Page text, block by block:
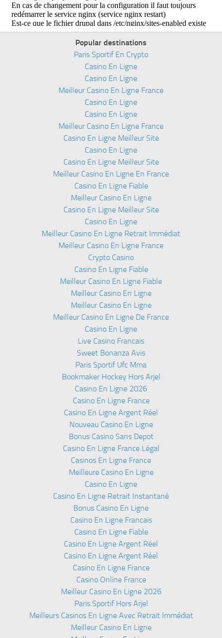
Popular destinations
Paris Sportif En Crypto
Casino En Ligne
Casino En Ligne
Meilleur Casino En Ligne France
Casino En Ligne
Casino En Ligne
Meilleur Casino En Ligne France
Casino En Ligne Meilleur Site
Casino En Ligne
Casino En Ligne Meilleur Site
Meilleur Casino En Ligne En France
Casino En Ligne Fiable
Meilleur Casino En Ligne
Casino En Ligne Meilleur Site
Casino En Ligne
Meilleur Casino En Ligne Retrait Immédiat
Meilleur Casino En Ligne France
Crypto Casino
Casino En Ligne Fiable
Meilleur Casino En Ligne Fiable
Meilleur Casino En Ligne
Meilleur Casino En Ligne
Meilleur Casino En Ligne De France
Casino En Ligne
Live Casino Francais
Sweet Bonanza Avis
Paris Sportif Ufc Mma
Bookmaker Hockey Hors Arjel
Casino En Ligne 2026
Casino En Ligne France
Casino En Ligne Argent Réel
Nouveau Casino En Ligne
Bonus Casino Sans Depot
Casino En Ligne France Légal
Casinos En Ligne France
Meilleure Casino En Ligne
Casino En Ligne
Casino En Ligne Retrait Instantané
Bonus Casino En Ligne
Casino En Ligne Francais
Casino En Ligne Fiable
Casino En Ligne Argent Réel
Casino En Ligne Argent Réel
Casino En Ligne France
Casino Online France
Meilleur Casino En Ligne 2026
Paris Sportif Hors Arjel
Meilleurs Casinos En Ligne Avec Retrait Immédiat
Meilleur Casino En Ligne